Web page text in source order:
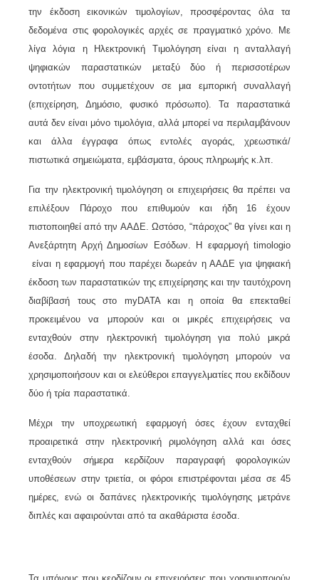
την έκδοση εικονικών τιμολογίων, προσφέροντας όλα τα
δεδομένα στις φορολογικές αρχές σε πραγματικό χρόνο. Με
λίγα λόγια η Ηλεκτρονική Τιμολόγηση είναι η ανταλλαγή
ψηφιακών παραστατικών μεταξύ δύο ή περισσοτέρων
οντοτήτων που συμμετέχουν σε μια εμπορική συναλλαγή
(επιχείρηση, Δημόσιο, φυσικό πρόσωπο). Τα παραστατικά
αυτά δεν είναι μόνο τιμολόγια, αλλά μπορεί να περιλαμβάνουν
και άλλα έγγραφα όπως εντολές αγοράς, χρεωστικά/
πιστωτικά σημειώματα, εμβάσματα, όρους πληρωμής κ.λπ.
Για την ηλεκτρονική τιμολόγηση οι επιχειρήσεις θα πρέπει να
επιλέξουν Πάροχο που επιθυμούν και ήδη 16 έχουν
πιστοποιηθεί από την ΑΑΔΕ. Ωστόσο, “πάροχος” θα γίνει και η
Ανεξάρτητη Αρχή Δημοσίων Εσόδων. Η εφαρμογή timologio
είναι η εφαρμογή που παρέχει δωρεάν η ΑΑΔΕ για ψηφιακή
έκδοση των παραστατικών της επιχείρησης και την ταυτόχρονη
διαβίβασή τους στo myDATA και η οποία θα επεκταθεί
προκειμένου να μπορούν και οι μικρές επιχειρήσεις να
ενταχθούν στην ηλεκτρονική τιμολόγηση για πολύ μικρά
έσοδα. Δηλαδή την ηλεκτρονική τιμολόγηση μπορούν να
χρησιμοποιήσουν και οι ελεύθεροι επαγγελματίες που εκδίδουν
δύο ή τρία παραστατικά.
Μέχρι την υποχρεωτική εφαρμογή όσες έχουν ενταχθεί
προαιρετικά στην ηλεκτρονική ριμολόγηση αλλά και όσες
ενταχθούν σήμερα κερδίζουν παραγραφή φορολογικών
υποθέσεων στην τριετία, οι φόροι επιστρέφονται μέσα σε 45
ημέρες, ενώ οι δαπάνες ηλεκτρονικής τιμολόγησης μετράνε
διπλές και αφαιρούνται από τα ακαθάριστα έσοδα.